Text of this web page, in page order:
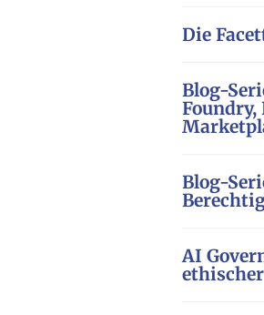
Die
Blog-
Foundry,
Blog-
AI